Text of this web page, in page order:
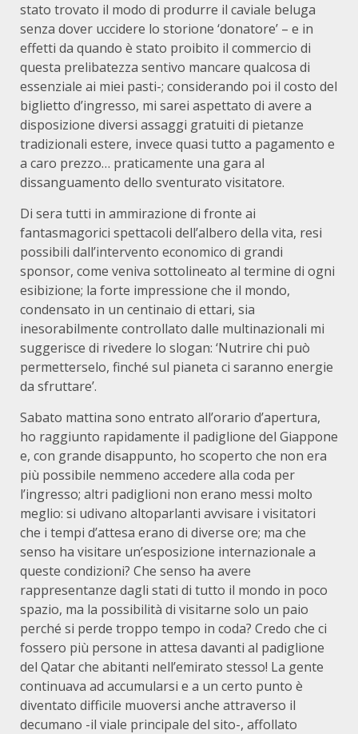
stato trovato il modo di produrre il caviale beluga
senza dover uccidere lo storione ‘donatore’ – e in
effetti da quando è stato proibito il commercio di
questa prelibatezza sentivo mancare qualcosa di
essenziale ai miei pasti-; considerando poi il costo del
biglietto d’ingresso, mi sarei aspettato di avere a
disposizione diversi assaggi gratuiti di pietanze
tradizionali estere, invece quasi tutto a pagamento e
a caro prezzo… praticamente una gara al
dissanguamento dello sventurato visitatore.
Di sera tutti in ammirazione di fronte ai
fantasmagorici spettacoli dell’albero della vita, resi
possibili dall’intervento economico di grandi
sponsor, come veniva sottolineato al termine di ogni
esibizione; la forte impressione che il mondo,
condensato in un centinaio di ettari, sia
inesorabilmente controllato dalle multinazionali mi
suggerisce di rivedere lo slogan: ‘Nutrire chi può
permetterselo, finché sul pianeta ci saranno energie
da sfruttare’.
Sabato mattina sono entrato all’orario d’apertura,
ho raggiunto rapidamente il padiglione del Giappone
e, con grande disappunto, ho scoperto che non era
più possibile nemmeno accedere alla coda per
l’ingresso; altri padiglioni non erano messi molto
meglio: si udivano altoparlanti avvisare i visitatori
che i tempi d’attesa erano di diverse ore; ma che
senso ha visitare un’esposizione internazionale a
queste condizioni? Che senso ha avere
rappresentanze dagli stati di tutto il mondo in poco
spazio, ma la possibilità di visitarne solo un paio
perché si perde troppo tempo in coda? Credo che ci
fossero più persone in attesa davanti al padiglione
del Qatar che abitanti nell’emirato stesso! La gente
continuava ad accumularsi e a un certo punto è
diventato difficile muoversi anche attraverso il
decumano -il viale principale del sito-, affollato